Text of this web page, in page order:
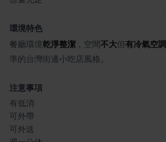
環境特色
餐廳環境乾淨整潔 ，空間不大但有冷氣空調
準的台灣街邊小吃店風格。
注意事項
有低消
可外帶
可外送